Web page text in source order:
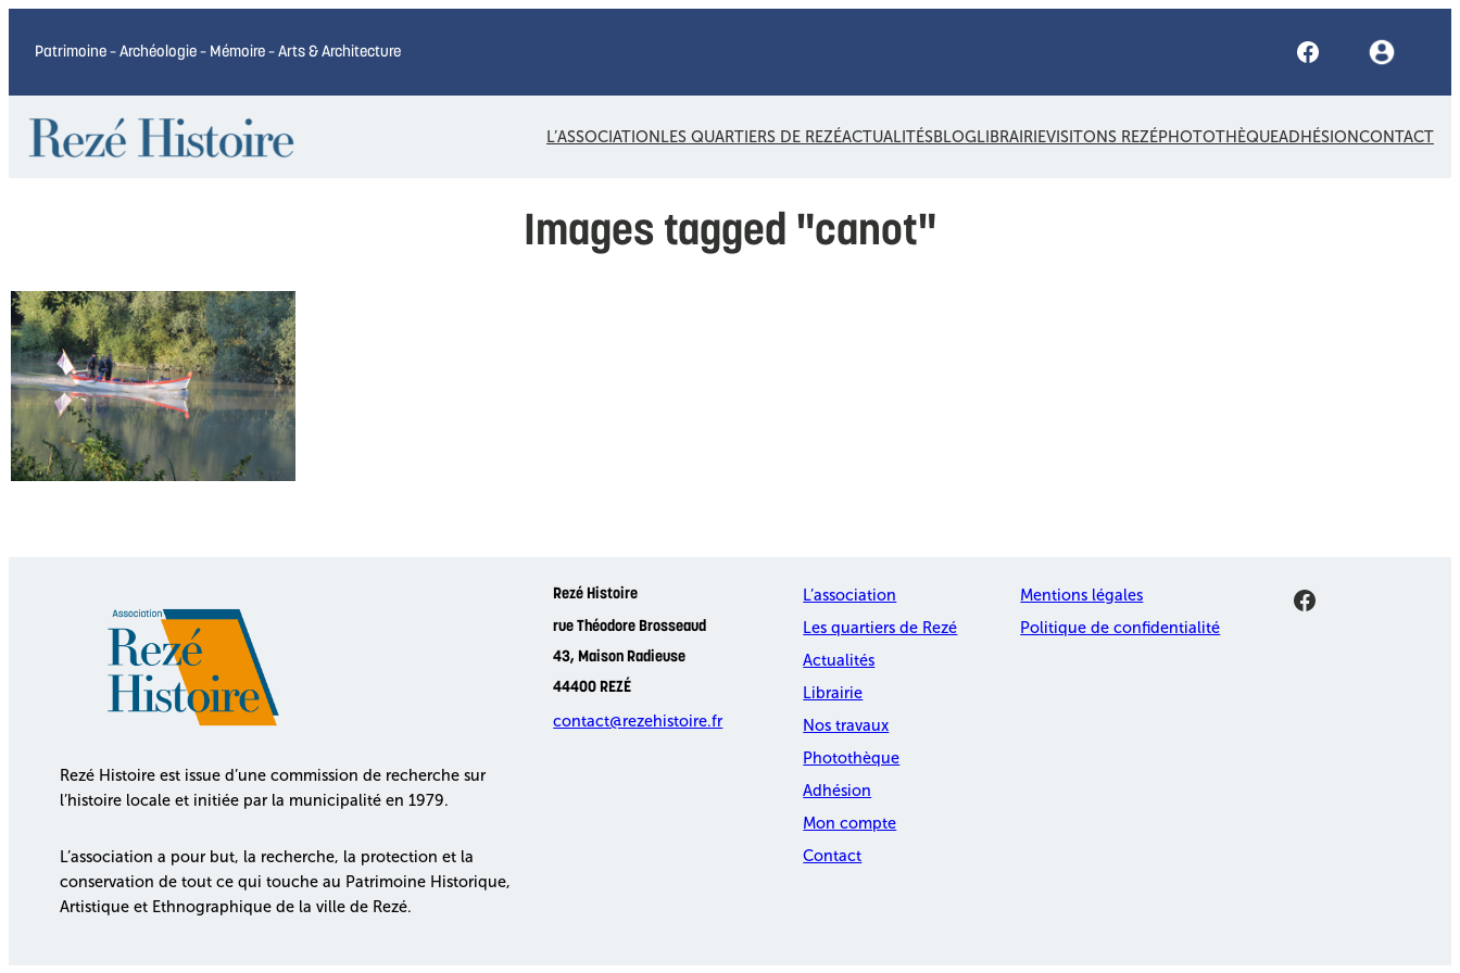
Patrimoine – Archéologie – Mémoire – Arts & Architecture Facebook
L’ASSOCIATIONLES QUARTIERS DE REZÉACTUALITÉSBLOGLIBRAIRIEVISITONS REZÉPHOTOTHÈQUEADHÉSIONCONTACT
Images tagged "canot"
Rezé Histoire est issue d’une commission de recherche sur
l’histoire locale et initiée par la municipalité en 1979.
L’association a pour but, la recherche, la protection et la
conservation de tout ce qui touche au Patrimoine Historique,
Artistique et Ethnographique de la ville de Rezé.
Rezé Histoire
rue Théodore Brosseaud
43, Maison Radieuse
44400 REZÉ
contact@rezehistoire.fr
L’association
Les quartiers de Rezé
Actualités
Librairie
Nos travaux
Photothèque
Adhésion
Mon compte
Contact
Mentions légales
Politique de confidentialité
Facebook